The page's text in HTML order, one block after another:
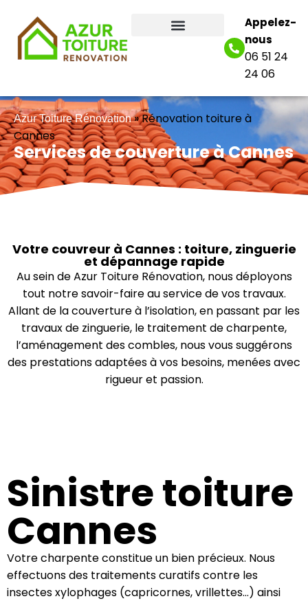
Appelez-
nous
06 51 24
24 06
Azur Toiture Rénovation»Rénovation toiture à
Cannes
Services de couverture à Cannes
Votre couvreur à Cannes : toiture, zinguerie
et dépannage rapide
Au sein de Azur Toiture Rénovation, nous déployons
tout notre savoir-faire au service de vos travaux.
Allant de la couverture à l’isolation, en passant par les
travaux de zinguerie, le traitement de charpente,
l’aménagement des combles, nous vous suggérons
des prestations adaptées à vos besoins, menées avec
rigueur et passion.
Sinistre toiture
Cannes
Votre charpente constitue un bien précieux. Nous
effectuons des traitements curatifs contre les
insectes xylophages (capricornes, vrillettes…) ainsi